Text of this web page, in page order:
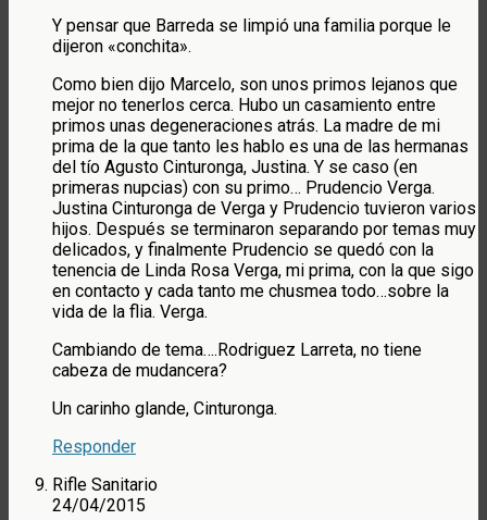
Y pensar que Barreda se limpió una familia porque le
dijeron «conchita».
Como bien dijo Marcelo, son unos primos lejanos que
mejor no tenerlos cerca. Hubo un casamiento entre
primos unas degeneraciones atrás. La madre de mi
prima de la que tanto les hablo es una de las hermanas
del tío Agusto Cinturonga, Justina. Y se caso (en
primeras nupcias) con su primo… Prudencio Verga.
Justina Cinturonga de Verga y Prudencio tuvieron varios
hijos. Después se terminaron separando por temas muy
delicados, y finalmente Prudencio se quedó con la
tenencia de Linda Rosa Verga, mi prima, con la que sigo
en contacto y cada tanto me chusmea todo…sobre la
vida de la flia. Verga.
Cambiando de tema….Rodriguez Larreta, no tiene
cabeza de mudancera?
Un carinho glande, Cinturonga.
Responder
Rifle Sanitario
24/04/2015